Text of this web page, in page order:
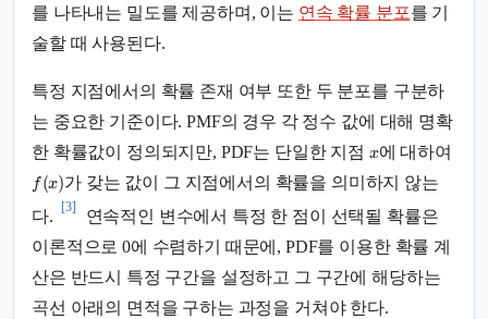
를 나타내는 밀도를 제공하며, 이는 연속 확률 분포를 기
술할 때 사용된다.
특정 지점에서의 확률 존재 여부 또한 두 분포를 구분하
는 중요한 기준이다. PMF의 경우 각 정수 값에 대해 명확
한 확률값이 정의되지만, PDF는 단일한 지점 x에 대하여
f(x)가 갖는 값이 그 지점에서의 확률을 의미하지 않는
다.
[3]
연속적인 변수에서 특정 한 점이 선택될 확률은
이론적으로 0에 수렴하기 때문에, PDF를 이용한 확률 계
산은 반드시 특정 구간을 설정하고 그 구간에 해당하는
곡선 아래의 면적을 구하는 과정을 거쳐야 한다.